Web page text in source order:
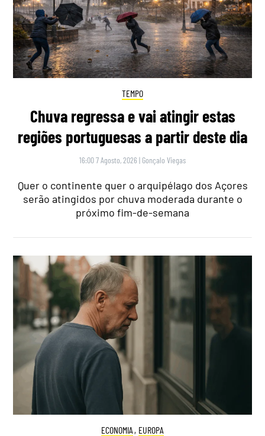
TEMPO
Chuva regressa e vai atingir estas
regiões portuguesas a partir deste dia
16:00 7 Agosto, 2026 | Gonçalo Viegas
Quer o continente quer o arquipélago dos Açores
serão atingidos por chuva moderada durante o
próximo fim-de-semana
ECONOMIA , EUROPA